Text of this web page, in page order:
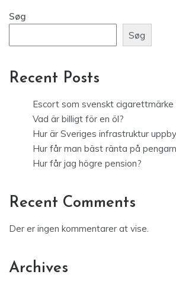
Søg
Søg
Recent Posts
Escort som svenskt cigarettmärke
Vad är billigt för en öl?
Hur är Sveriges infrastruktur
Hur får man bäst ränta på
Hur får jag högre pension?
Recent Comments
Der er ingen kommentarer at vise.
Archives